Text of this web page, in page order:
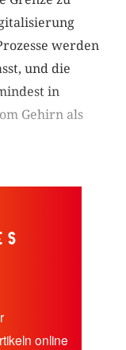
werden
und die
in
Gehirn als
online